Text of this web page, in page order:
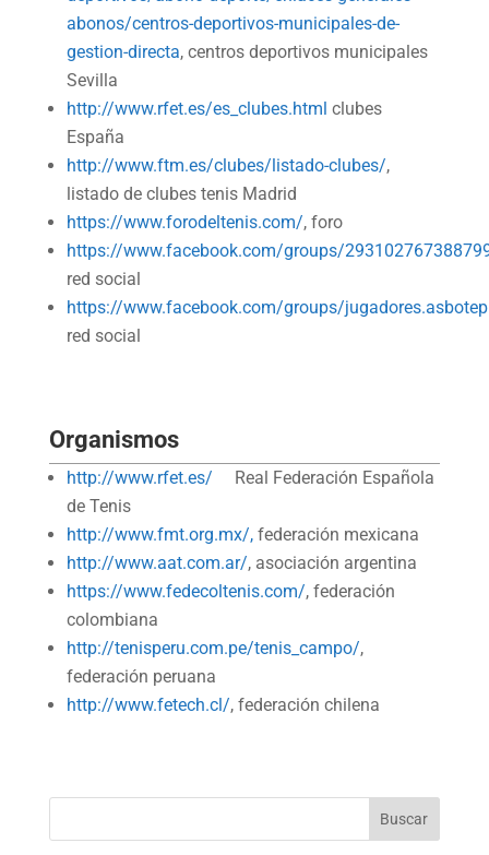
abonos/centros-deportivos-municipales-de-
gestion-directa, centros deportivos municipales
Sevilla
http://www.rfet.es/es_clubes.html clubes
España
http://www.ftm.es/clubes/listado-clubes/,
listado de clubes tenis Madrid
https://www.forodeltenis.com/, foro
https://www.facebook.com/groups/
red social
https://www.facebook.com/groups/
red social
Organismos
http://www.rfet.es/ Real Federación Española
de Tenis
http://www.fmt.org.mx/,federación mexicana
http://www.aat.com.ar/, asociación argentina
https://www.fedecoltenis.com/, federación
colombiana
http://tenisperu.com.pe/tenis_campo/,
federación peruana
http://www.fetech.cl/, federación chilena